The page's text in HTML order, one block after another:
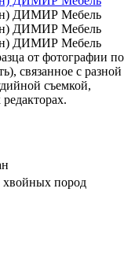
от фотографии по
связанное с разной
съемкой,
хвойных пород